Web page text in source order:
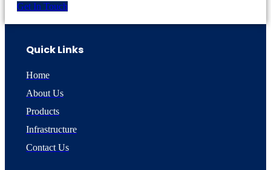
Get In Touch
Quick Links
Home
About Us
Products
Infrastructure
Contact Us